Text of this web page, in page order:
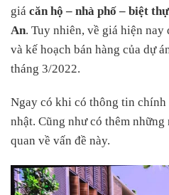
giá căn hộ – nhà phố – biệt
An. Tuy nhiên, về giá hiện
và kế hoạch bán hàng của dự
tháng 3/2022.
Ngay có khi có thông tin chính
nhật. Cũng như có thêm
quan về vấn đề này.